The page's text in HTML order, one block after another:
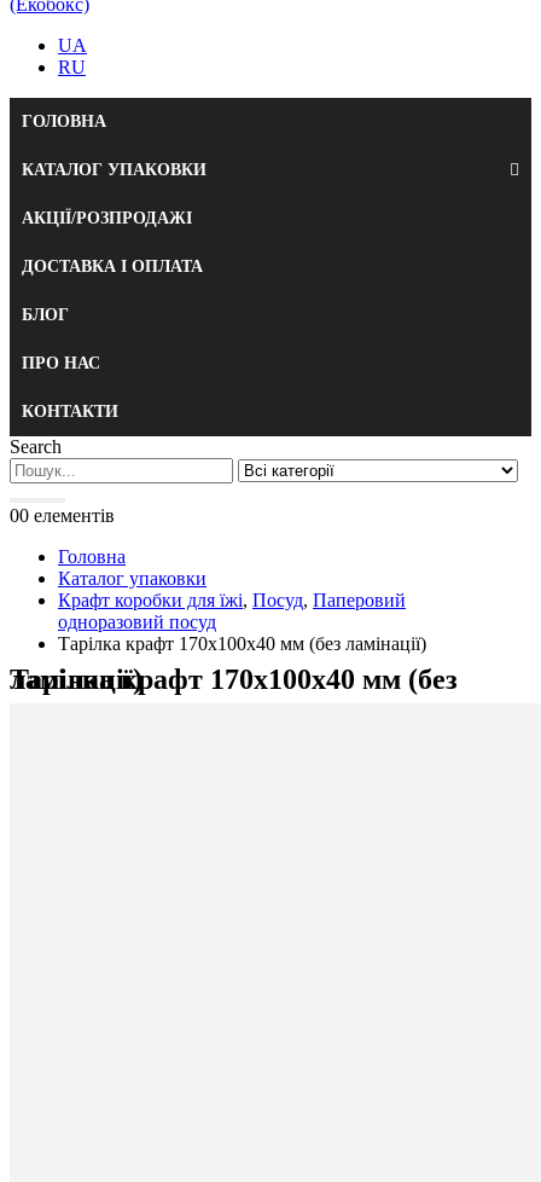
UA
RU
ГОЛОВНА
КАТАЛОГ УПАКОВКИ
АКЦІЇ/РОЗПРОДАЖІ
ДОСТАВКА І ОПЛАТА
БЛОГ
ПРО НАС
КОНТАКТИ
Search
00 елементів
Головна
Каталог упаковки
Крафт коробки для їжі, Посуд, Паперовий
одноразовий посуд
Тарілка крафт 170х100х40 мм (без ламінації)
Тарілка крафт 170х100х40 мм (без ламінації)